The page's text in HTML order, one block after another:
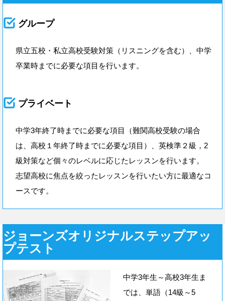
グループ
県立五校・私立高校受験対策（リスニングを含む）、中学
卒業時までに必要な項目を行います。
プライベート
中学3年終了時までに必要な項目（難関高校受験の場合
は、高校１年終了時までに必要な項目）、英検準２級，2
級対策など個々のレベルに応じたレッスンを行います。
志望高校に焦点を絞ったレッスンを行いたい方に最適なコ
ースです。
ジョーンズオリジナルステップアッ
プテスト
中学3年生～高校3年生ま
では、単語（14級～5